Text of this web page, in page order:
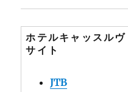
ホテルキャッスル
サイト
JTB